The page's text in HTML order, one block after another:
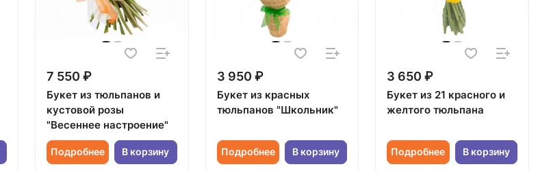
7 550 ₽
Букет из тюльпанов и
кустовой розы
"Весеннее настроение"
Подробнее В корзину
3 950 ₽
Букет из красных
тюльпанов "Школьник"
Подробнее В корзину
3 650 ₽
Букет из 21 красного и
желтого тюльпана
Подробнее В корзину